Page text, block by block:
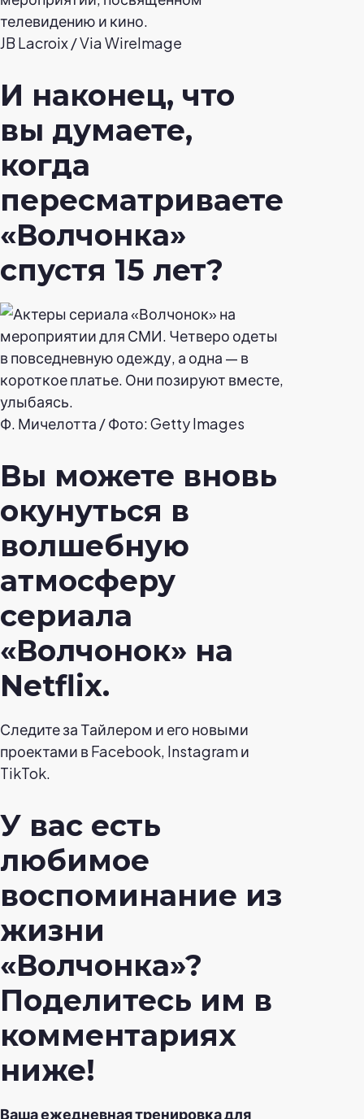
JB Lacroix / Via WireImage
И наконец, что
вы думаете,
когда
пересматриваете
«Волчонка»
спустя 15 лет?
Ф. Мичелотта / Фото: Getty Images
Вы можете вновь
окунуться в
волшебную
атмосферу
сериала
«Волчонок» на
Netflix.
Следите за Тайлером и его новыми
проектами в Facebook, Instagram и
TikTok.
У вас есть
любимое
воспоминание из
жизни
«Волчонка»?
Поделитесь им в
комментариях
ниже!
Ваша ежедневная тренировка для